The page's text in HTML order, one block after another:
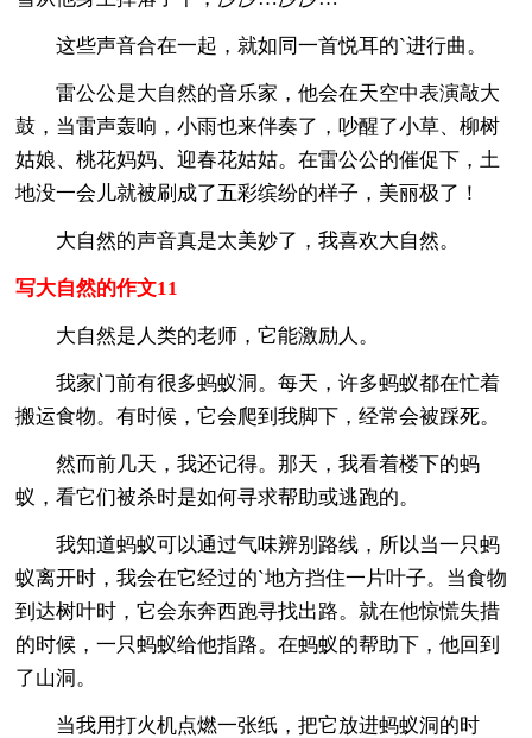
这些声音合在一起，就如同一首悦耳的`进行曲。
雷公公是大自然的音乐家，他会在天空中表演敲大
鼓，当雷声轰响，小雨也来伴奏了，吵醒了小草、柳树
姑娘、桃花妈妈、迎春花姑姑。在雷公公的催促下，土
地没一会儿就被刷成了五彩缤纷的样子，美丽极了！
大自然的声音真是太美妙了，我喜欢大自然。
写大自然的作文11
大自然是人类的老师，它能激励人。
我家门前有很多蚂蚁洞。每天，许多蚂蚁都在忙着
搬运食物。有时候，它会爬到我脚下，经常会被踩死。
然而前几天，我还记得。那天，我看着楼下的蚂
蚁，看它们被杀时是如何寻求帮助或逃跑的。
我知道蚂蚁可以通过气味辨别路线，所以当一只蚂
蚁离开时，我会在它经过的`地方挡住一片叶子。当食物
到达树叶时，它会东奔西跑寻找出路。就在他惊慌失措
的时候，一只蚂蚁给他指路。在蚂蚁的帮助下，他回到
了山洞。
当我用打火机点燃一张纸，把它放进蚂蚁洞的时